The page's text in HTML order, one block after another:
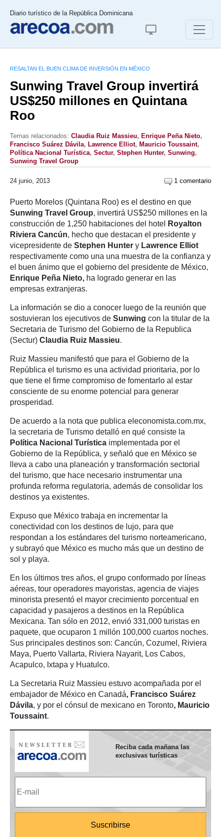
Diario turístico de la República Dominicana
RESALTAN EL BUEN CLIMA DE INVERSIÓN EN MÉXICO
Sunwing Travel Group invertirá
US$250 millones en Quintana
Roo
Temas relacionados: Claudia Ruiz Massieu, Enrique Peña Nieto,
Francisco Suárez Dávila, Lawrence Elliot, Mauricio Toussaint,
Política Nacional Turística, Sectur, Stephen Hunter, Sunwing,
Sunwing Travel Group
24 junio, 2013 1 comentario
Puerto Morelos (Quintana Roo) es el destino en que
Sunwing Travel Group, invertirá US$250 millones en la
construcción de 1,250 habitaciones del hotel
Royalton
Riviera Cancún, hecho que destacan el presidente y
vicepresidente de Stephen Hunter y Lawrence Elliot
respectivamente como una una muestra de la confianza y
el buen ánimo que el gobierno del presidente de México,
Enrique Peña Nieto, ha logrado generar en las
empresas extranjeras.
La información se dio a conocer luego de la reunión que
sostuvieran los ejecutivos de Sunwing con la titular de la
Secretaria de Turismo del Gobierno de la Republica
(Sectur) Claudia Ruiz Massieu.
Ruiz Massieu manifestó que para el Gobierno de la
República el turismo es una actividad prioritaria, por lo
que tiene el firme compromiso de fomentarlo al estar
consciente de su enorme potencial para generar
prosperidad.
De acuerdo a la nota que publica eleconomista.com.mx,
la secretaria de Turismo detalló en qué consiste la
Política Nacional Turística implementada por el
Gobierno de la República, y señaló que en México se
lleva a cabo una planeación y transformación sectorial
del turismo, que hace necesario instrumentar una
profunda reforma regulatoria, además de consolidar los
destinos ya existentes.
Expuso que México trabaja en incrementar la
conectividad con los destinos de lujo, para que
respondan a los estándares del turismo norteamericano,
y subrayó que México es mucho más que un destino de
sol y playa.
En los últimos tres años, el grupo conformado por líneas
aéreas, tour operadores mayoristas, agencia de viajes
minorista presentó el mayor crecimiento porcentual en
capacidad y pasajeros a destinos en la República
Mexicana. Tan sólo en 2012, envió 331,000 turistas en
paquete, que ocuparon 1 millón 100,000 cuartos noches.
Sus principales destinos son: Cancún, Cozumel, Riviera
Maya, Puerto Vallarta, Riviera Nayarit, Los Cabos,
Acapulco, Ixtapa y Huatulco.
La Secretaria Ruiz Massieu estuvo acompañada por el
embajador de México en Canadá, Francisco Suárez
Dávila, y por el cónsul de mexicano en Toronto, Mauricio
Toussaint.
Reciba cada mañana las
exclusivas turísticas